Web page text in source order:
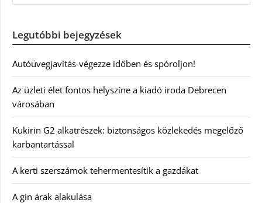
Legutóbbi bejegyzések
Autóüvegjavítás-végezze időben és spóroljon!
Az üzleti élet fontos helyszíne a kiadó iroda Debrecen
városában
Kukirin G2 alkatrészek: biztonságos közlekedés megelőző
karbantartással
A kerti szerszámok tehermentesítik a gazdákat
A gin árak alakulása